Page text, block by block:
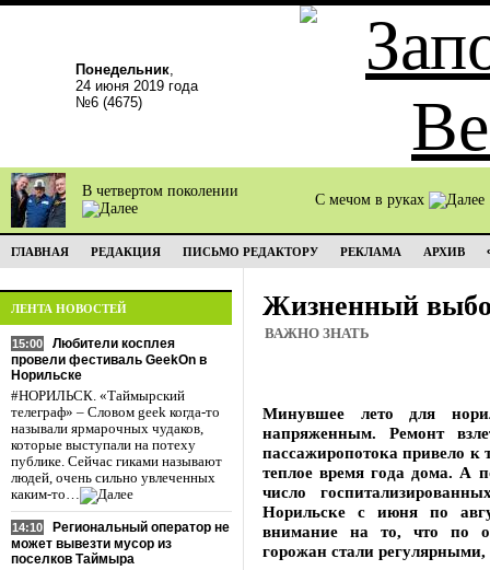
Понедельник,
24 июня 2019 года
№6 (4675)
В четвертом поколении
С мечом в руках
ГЛАВНАЯ РЕДАКЦИЯ ПИСЬМО РЕДАКТОРУ РЕКЛАМА АРХИВ
ЛЕНТА НОВОСТЕЙ
15:00
Любители косплея
провели фестиваль GeekOn в
Норильске
#НОРИЛЬСК. «Таймырский
телеграф» – Словом geek когда-то
называли ярмарочных чудаков,
которые выступали на потеху
публике. Сейчас гиками называют
людей, очень сильно увлеченных
каким-то…
14:10
Региональный оператор не
может вывезти мусор из
поселков Таймыра
Жизненный
ВАЖНО ЗНАТЬ
Минувшее лето для
напряженным. Ремонт
пассажиропотока привело к
теплое время года дома. А
число
Норильске с июня по
внимание на то, что по
горожан стали